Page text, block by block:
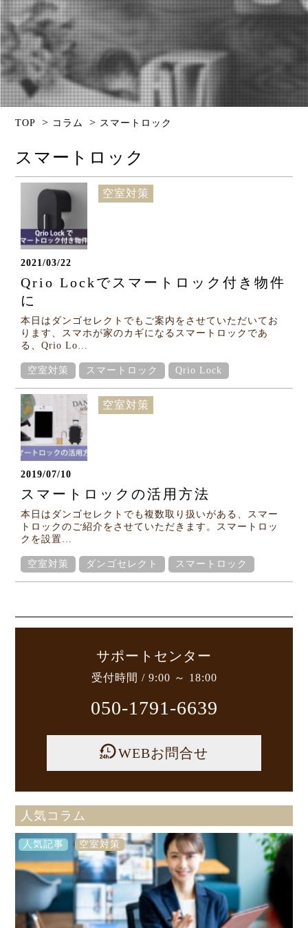
Column
TOP > コラム > スマートロック
スマートロック
空室対策
2021/03/22
Qrio Lockでスマートロック付き物件
に
本日はダンゴセレクトでもご案内をさせていただいてお
ります、スマホが家のカギになるスマートロックであ
る、Qrio Lo…
空室対策 スマートロック Qrio Lock
空室対策
2019/07/10
スマートロックの活用方法
本日はダンゴセレクトでも複数取り扱いがある、スマー
トロックのご紹介をさせていただきます。スマートロッ
クを設置…
空室対策 ダンゴセレクト スマートロック
サポートセンター
受付時間 / 9:00 ～ 18:00
050-1791-6639
WEBお問合せ
人気コラム
人気記事 空室対策